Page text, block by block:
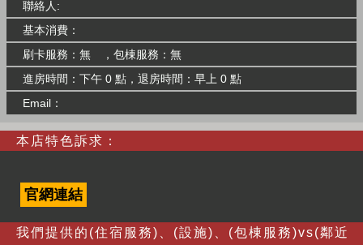
聯絡人:
基本消費：
刷卡服務：無 ，包棟服務：無
進房時間：下午 0 點，退房時間：早上 0 點
Email：
本店特色訴求：
官網連結
我們提供的(住宿服務)、(設施)、(包棟服務)vs(鄰近